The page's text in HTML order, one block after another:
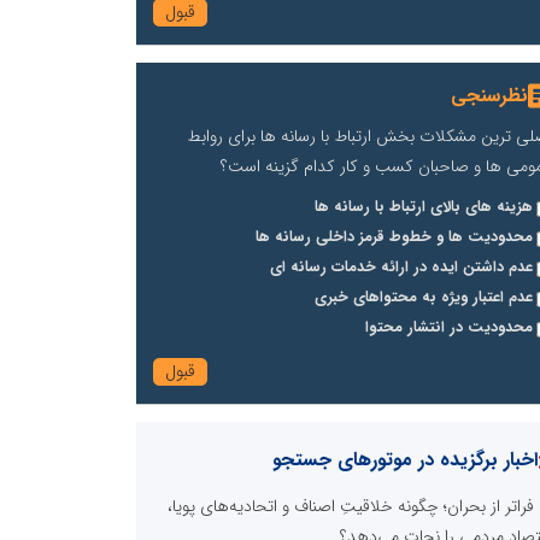
نظرسنجی
ترین مشکلات بخش ارتباط با رسانه ها برای روابط
ها و صاحبان کسب و کار کدام گزینه است؟
هزینه های بالای ارتباط با رسانه ها
محدودیت ها و خطوط قرمز داخلی رسانه ها
عدم داشتن ایده در ارائه خدمات رسانه ای
عدم اعتبار ویژه به محتواهای خبری
محدودیت در انتشار محتوا
اخبار برگزیده در موتورهای جستجو
فراتر از بحران؛ چگونه خلاقیتِ اصناف و اتحادیه‌های پویا،